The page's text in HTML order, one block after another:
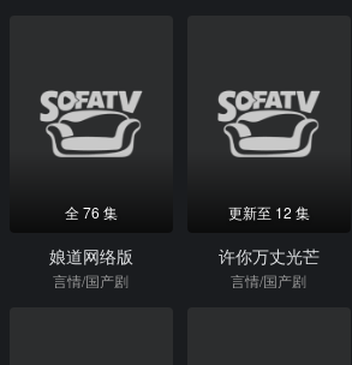
全 76 集
娘道网络版
言情/国产剧
更新至 12 集
许你万丈光芒
言情/国产剧